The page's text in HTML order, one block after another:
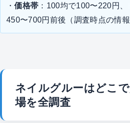
・価格帯 ：100均で100〜220円
450〜700円前後（調査時点の情報
ネイルグルーはどこ
場を全調査